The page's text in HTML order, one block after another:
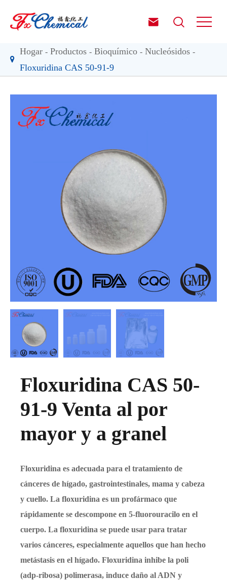
 
Hogar Productos Bioquímico
Nucleósidos
Floxuridina CAS 50-91-9
Floxuridina CAS 50-
91-9 Venta al por
mayor y a granel
Floxuridina es adecuada para el tratamiento de
cánceres de hígado, gastrointestinales, mama y cabeza
y cuello. La floxuridina es un profármaco que
rápidamente se descompone en 5-fluorouracilo en el
cuerpo. La floxuridina se puede usar para tratar
varios cánceres, especialmente aquellos que han hecho
metástasis en el hígado. Floxuridina inhibe la poli
(adp-ribosa) polimerasa, induce daño al ADN y